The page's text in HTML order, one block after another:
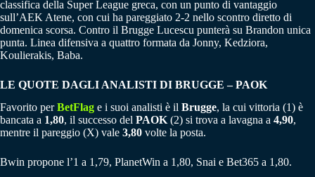
classifica della Super League greca, con un punto di vantaggio
sull’AEK Atene, con cui ha pareggiato 2-2 nello scontro diretto di
domenica scorsa. Contro il Brugge Lucescu punterà su Brandon unica
punta. Linea difensiva a quattro formata da Jonny, Kedziora,
Koulierakis, Baba.
LE QUOTE DAGLI ANALISTI DI BRUGGE – PAOK
Favorito perBetFlag e i suoi analisti è il Brugge, la cui vittoria (1) è
bancata a 1,80, il successo del PAOK(2) si trova a lavagna a 4,90,
mentre il pareggio (X) vale 3,80 volte la posta.
Bwin propone l’1 a 1,79, PlanetWin a 1,80, Snai e Bet365 a 1,80.